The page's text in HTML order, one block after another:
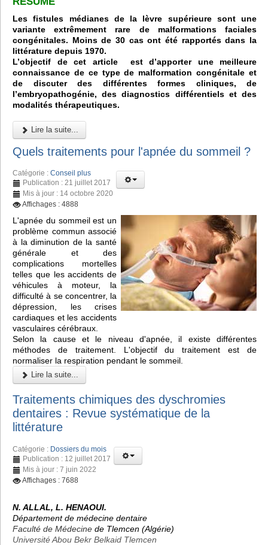
Les fistules médianes de la lèvre supérieure sont une
variante extrêmement rare de malformations faciales
congénitales. Moins de 30 cas ont été rapportés dans la
littérature depuis 1970.
L’objectif de cet article est d’apporter une meilleure
connaissance de ce type de malformation congénitale et
de discuter des différentes formes cliniques, de
l’embryopathogénie, des diagnostics différentiels et des
modalités thérapeutiques.
Lire la suite...
Quels traitements pour l'apnée du sommeil ?
Catégorie : Conseil plus
Publication : 21 juillet 2017
Mis à jour : 14 octobre 2020
Affichages : 4888
L'apnée du sommeil est un
problème commun associé
à la diminution de la santé
générale et des
complications mortelles
telles que les accidents de
véhicules à moteur, la
difficulté à se concentrer, la
dépression, les crises
cardiaques et les accidents
vasculaires cérébraux.
Selon la cause et le niveau d'apnée, il existe différentes
méthodes de traitement. L'objectif du traitement est de
normaliser la respiration pendant le sommeil.
Lire la suite...
Traitements chimiques des dyschromies
dentaires : Revue systématique de la
littérature
Catégorie : Dossiers du mois
Publication : 12 juillet 2017
Mis à jour : 7 juin 2022
Affichages : 7688
N. ALLAL, L. HENAOUI.
Département de médecine dentaire
Faculté de Médecine de Tlemcen (Algérie)
Université Abou Bekr Belkaid Tlemcen